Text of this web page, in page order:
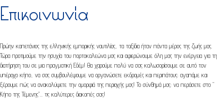
Επικοινωνία
Πρώην καπετάνιος της ελληνικής εμπορικής ναυτιλίας, τα ταξίδια ήταν πάντα μέρος της ζωής μας.
Τώρα προτιμούμε την ησυχία του πορτοκαλεώνα μας και αφιερώνουμε όλη μας την ενέργεια για τη
διατήρηση του σε μια πραγματική Εδέμ! Θα χαρούμε πολύ να σας καλωσορίσουμε σε αυτό τον
υπέροχο κήπο, να σας συμβουλέψουμε να οργανώσετε εκδρομές και περιπάτους: αγαπάμε και
ξέρουμε πώς να ανακαλύψετε την ομορφιά της περιοχής μας! Το σύνθημά μας: να περάσετε στο "
Κήπο της Τέμενης"... τις καλύτερες διακοπές σας!